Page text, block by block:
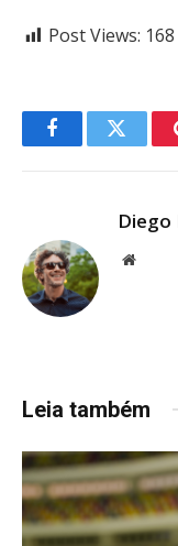
Post Views: 168
FacebookTwitter
Diego
Website
Leia também